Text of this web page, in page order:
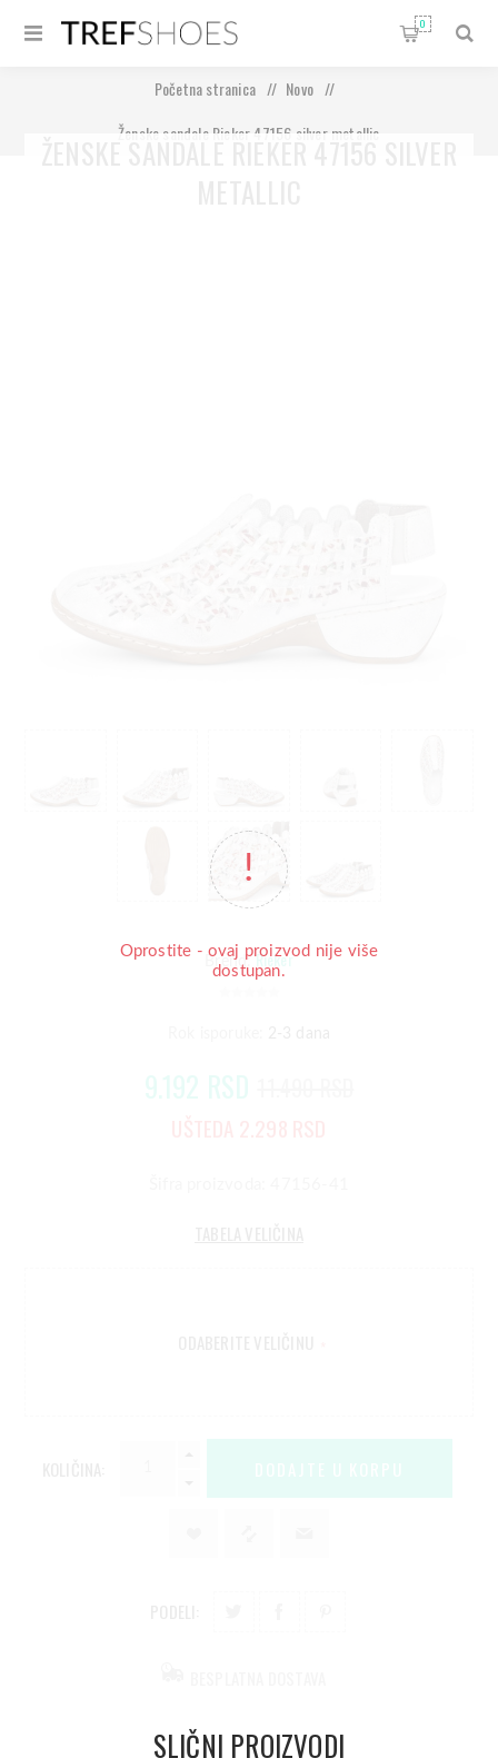
0
Početna stranica / Novo
/
Ženske sandale Rieker 47156 silver metallic
Oprostite - ovaj proizvod nije više
dostupan.
Brend: Rieker
SLIČNI PROIZVODI